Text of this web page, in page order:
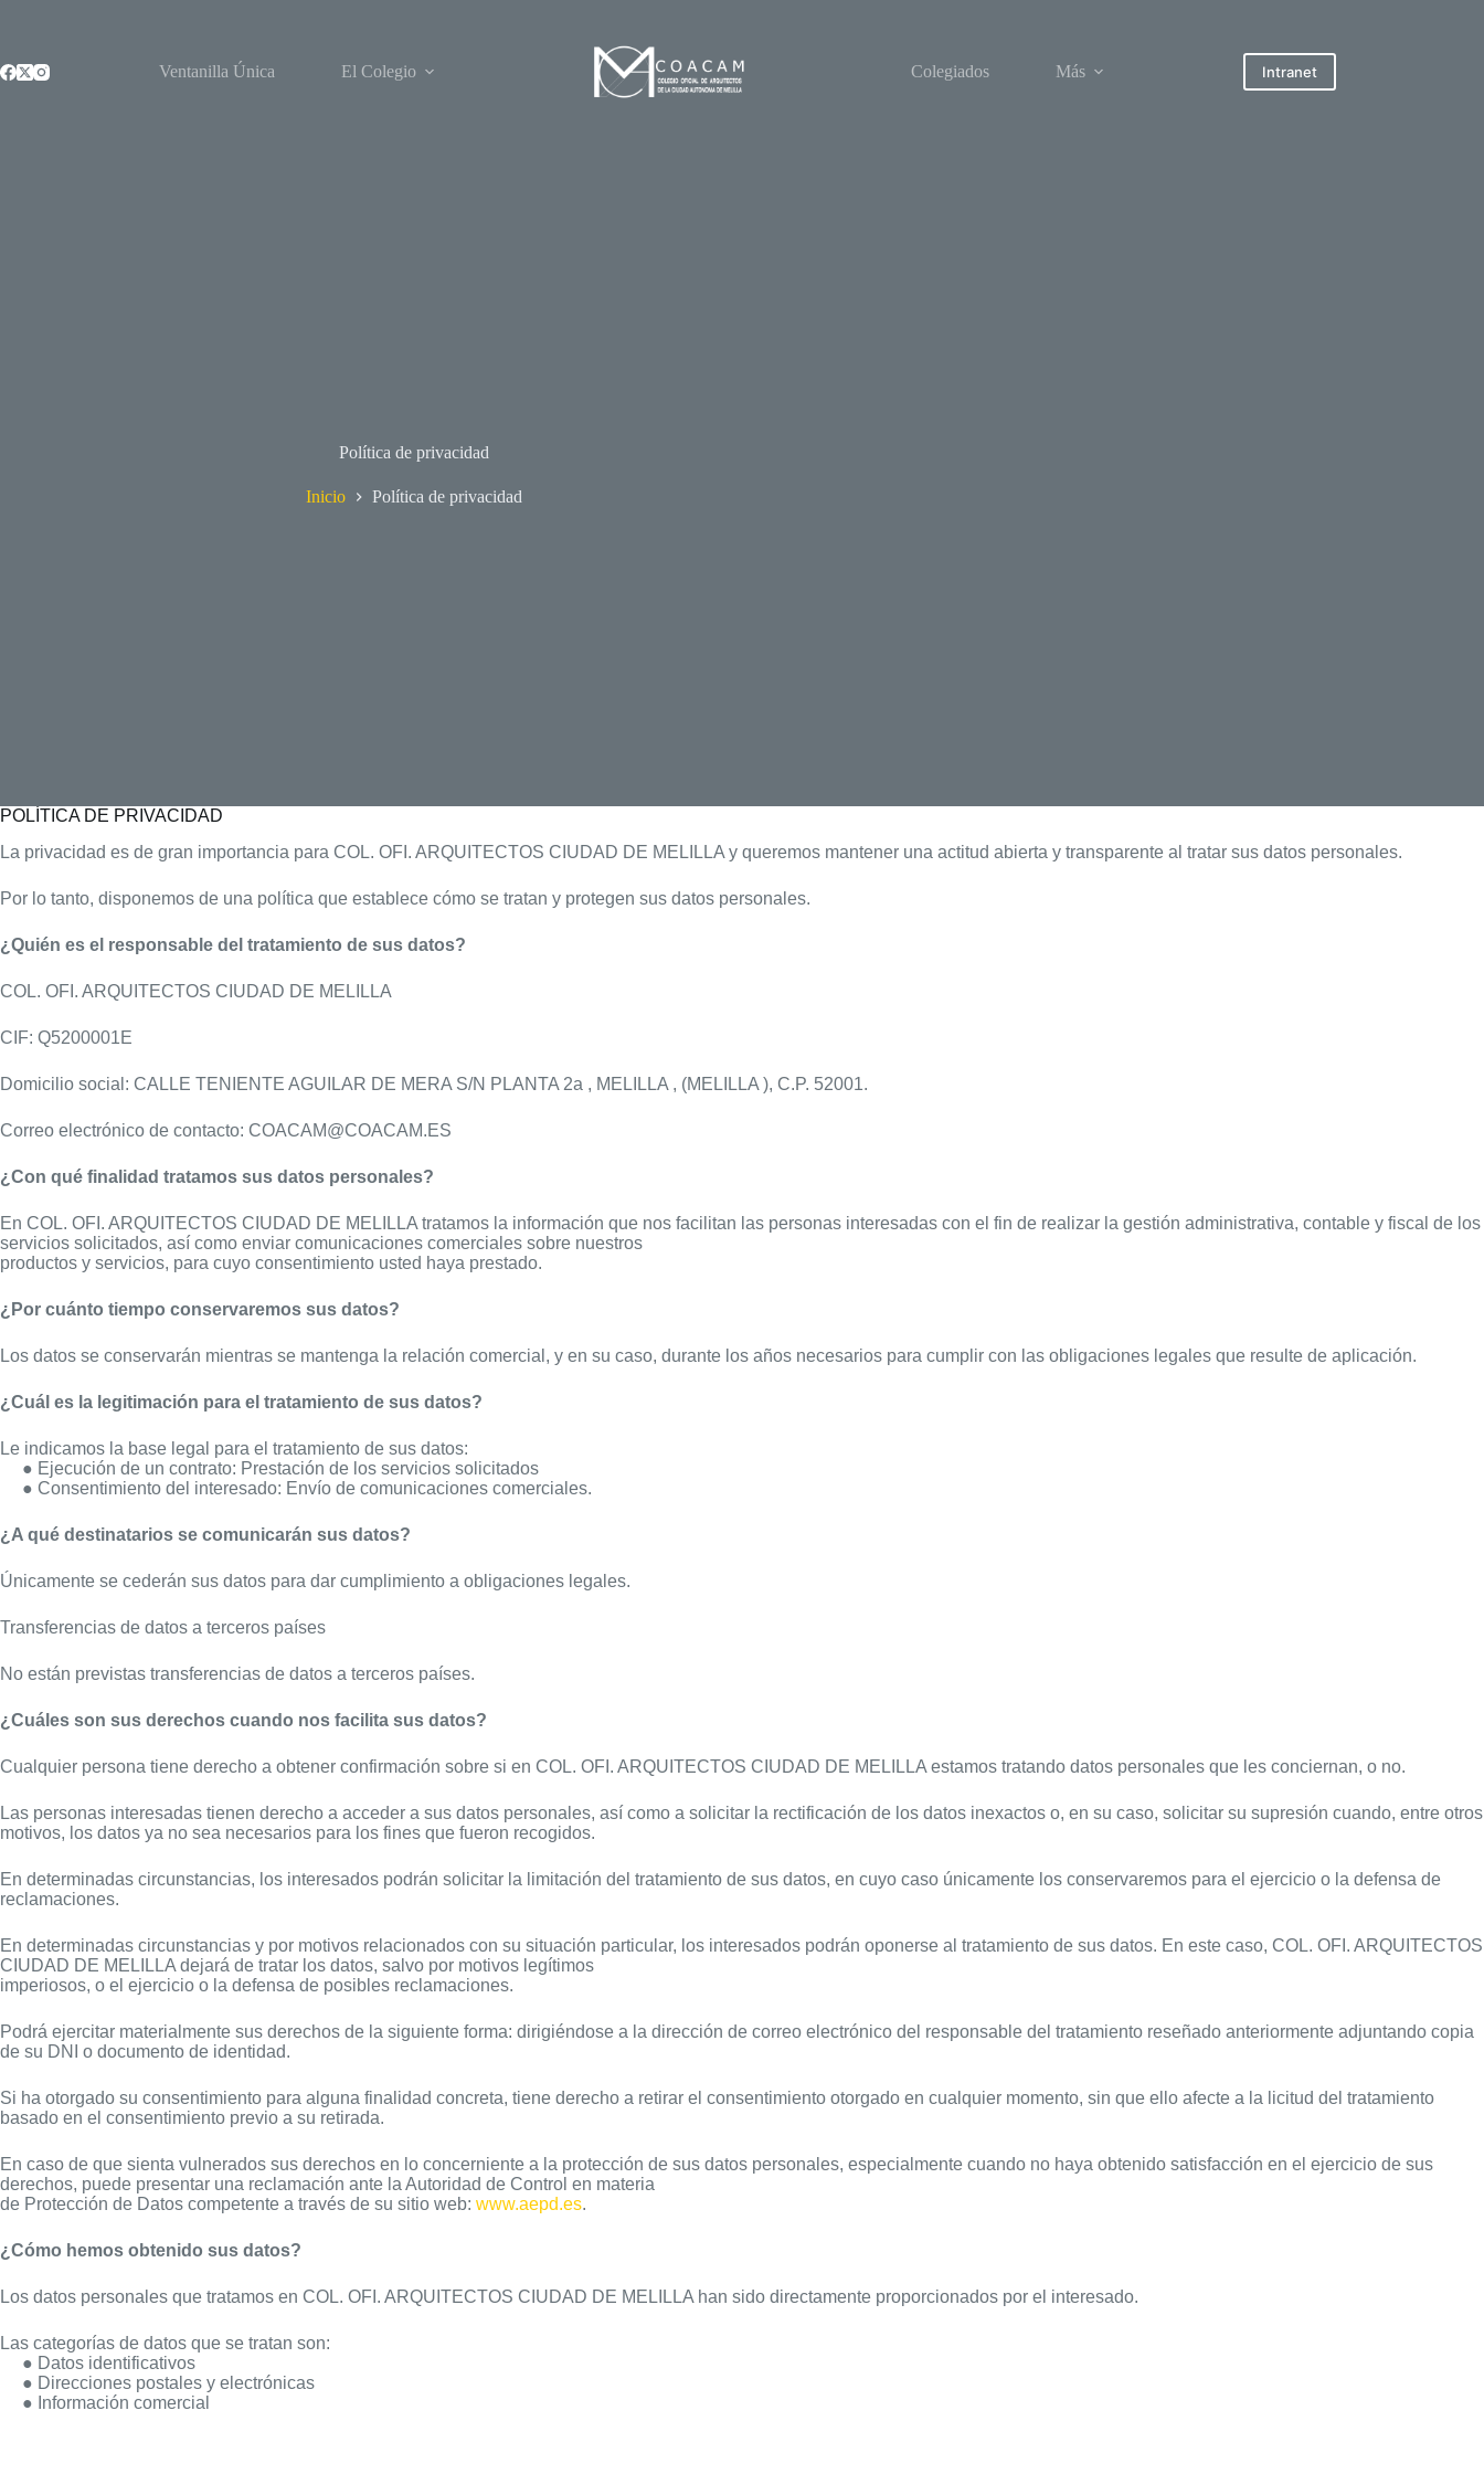
Ventanilla Única
El Colegio Colegiados Más Intranet
Política de privacidad
Inicio Política de privacidad
POLÍTICA DE PRIVACIDAD
La privacidad es de gran importancia para COL. OFI. ARQUITECTOS CIUDAD DE MELILLA y queremos mantener una actitud abierta y transparente al tratar sus datos personales.
Por lo tanto, disponemos de una política que establece cómo se tratan y protegen sus datos personales.
¿Quién es el responsable del tratamiento de sus datos?
COL. OFI. ARQUITECTOS CIUDAD DE MELILLA
CIF: Q5200001E
Domicilio social: CALLE TENIENTE AGUILAR DE MERA S/N PLANTA 2a , MELILLA , (MELILLA ), C.P. 52001.
Correo electrónico de contacto: COACAM@COACAM.ES
¿Con qué finalidad tratamos sus datos personales?
En COL. OFI. ARQUITECTOS CIUDAD DE MELILLA tratamos la información que nos facilitan las personas interesadas con el fin de realizar la gestión administrativa, contable y fiscal de los
servicios solicitados, así como enviar comunicaciones comerciales sobre nuestros
productos y servicios, para cuyo consentimiento usted haya prestado.
¿Por cuánto tiempo conservaremos sus datos?
Los datos se conservarán mientras se mantenga la relación comercial, y en su caso, durante los años necesarios para cumplir con las obligaciones legales que resulte de aplicación.
¿Cuál es la legitimación para el tratamiento de sus datos?
Le indicamos la base legal para el tratamiento de sus datos:
● Ejecución de un contrato: Prestación de los servicios solicitados
● Consentimiento del interesado: Envío de comunicaciones comerciales.
¿A qué destinatarios se comunicarán sus datos?
Únicamente se cederán sus datos para dar cumplimiento a obligaciones legales.
Transferencias de datos a terceros países
No están previstas transferencias de datos a terceros países.
¿Cuáles son sus derechos cuando nos facilita sus datos?
Cualquier persona tiene derecho a obtener confirmación sobre si en COL. OFI. ARQUITECTOS CIUDAD DE MELILLA estamos tratando datos personales que les conciernan, o no.
Las personas interesadas tienen derecho a acceder a sus datos personales, así como a solicitar la rectificación de los datos inexactos o, en su caso, solicitar su supresión cuando, entre otros
motivos, los datos ya no sea necesarios para los fines que fueron recogidos.
En determinadas circunstancias, los interesados podrán solicitar la limitación del tratamiento de sus datos, en cuyo caso únicamente los conservaremos para el ejercicio o la defensa de
reclamaciones.
En determinadas circunstancias y por motivos relacionados con su situación particular, los interesados podrán oponerse al tratamiento de sus datos. En este caso, COL. OFI. ARQUITECTOS
CIUDAD DE MELILLA dejará de tratar los datos, salvo por motivos legítimos
imperiosos, o el ejercicio o la defensa de posibles reclamaciones.
Podrá ejercitar materialmente sus derechos de la siguiente forma: dirigiéndose a la dirección de correo electrónico del responsable del tratamiento reseñado anteriormente adjuntando copia
de su DNI o documento de identidad.
Si ha otorgado su consentimiento para alguna finalidad concreta, tiene derecho a retirar el consentimiento otorgado en cualquier momento, sin que ello afecte a la licitud del tratamiento
basado en el consentimiento previo a su retirada.
En caso de que sienta vulnerados sus derechos en lo concerniente a la protección de sus datos personales, especialmente cuando no haya obtenido satisfacción en el ejercicio de sus
derechos, puede presentar una reclamación ante la Autoridad de Control en materia
de Protección de Datos competente a través de su sitio web: www.aepd.es.
¿Cómo hemos obtenido sus datos?
Los datos personales que tratamos en COL. OFI. ARQUITECTOS CIUDAD DE MELILLA han sido directamente proporcionados por el interesado.
Las categorías de datos que se tratan son:
● Datos identificativos
● Direcciones postales y electrónicas
● Información comercial